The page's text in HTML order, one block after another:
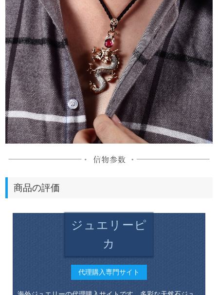
商品の評価
ジュエリーピ
カ
代理購入専門サイト